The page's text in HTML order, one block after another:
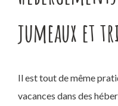
jumeaux et
Il est tout de même
vacances dans des